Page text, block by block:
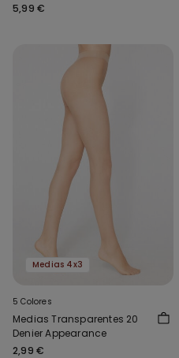
5,99 €
Medias 4x3
5 Colores
Medias Transparentes 20
Denier Appearance
2,99 €